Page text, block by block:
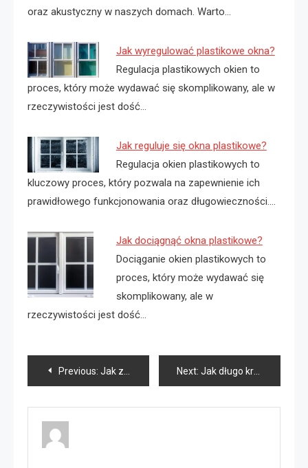
oraz akustyczny w naszych domach. Warto…
Jak wyregulować plastikowe okna?
Regulacja plastikowych okien to
proces, który może wydawać się skomplikowany, ale w
rzeczywistości jest dość…
Jak reguluje się okna plastikowe?
Regulacja okien plastikowych to
kluczowy proces, który pozwala na zapewnienie ich
prawidłowego funkcjonowania oraz długowieczności.…
Jak dociągnąć okna plastikowe?
Dociąganie okien plastikowych to
proces, który może wydawać się
skomplikowany, ale w
rzeczywistości jest dość…
Nawigacja
wpisu
Previous: Jak zaprojektować mały ogród? Next: Jak długo krystalizuje się miód spadziowy?